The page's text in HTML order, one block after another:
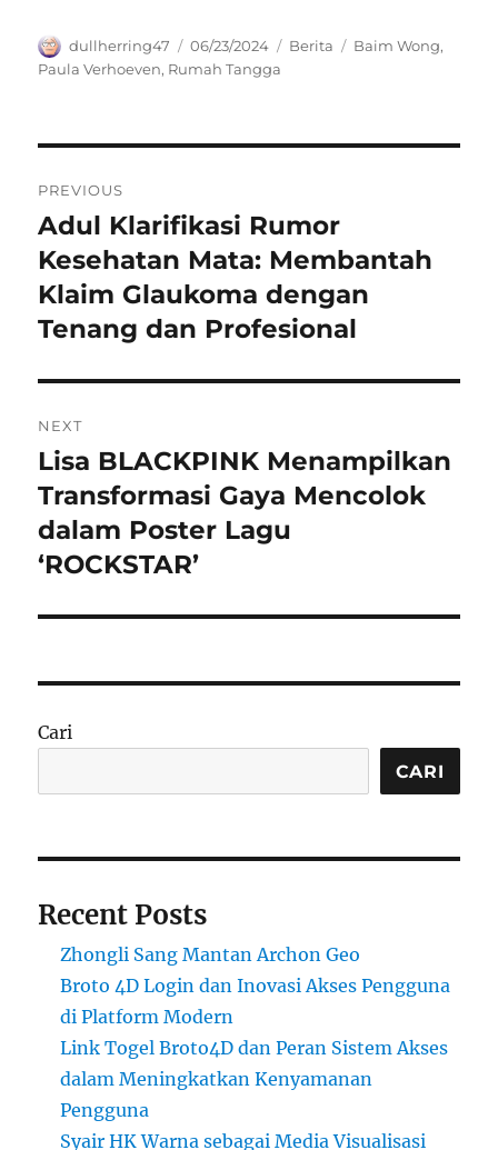
Author
dullherring47
Posted
on
06/23/2024 Categories
Berita Tags
Baim Wong,
Paula Verhoeven, Rumah Tangga
pos
PREVIOUS
Previous
post:
Adul Klarifikasi Rumor
Kesehatan Mata: Membantah
Klaim Glaukoma dengan
Tenang dan Profesional
NEXT
Next
post:
Lisa BLACKPINK Menampilkan
Transformasi Gaya Mencolok
dalam Poster Lagu
‘ROCKSTAR’
Cari
CARI
Recent Posts
Zhongli Sang Mantan Archon Geo
Broto 4D Login dan Inovasi Akses Pengguna
di Platform Modern
Link Togel Broto4D dan Peran Sistem Akses
dalam Meningkatkan Kenyamanan
Pengguna
Syair HK Warna sebagai Media Visualisasi